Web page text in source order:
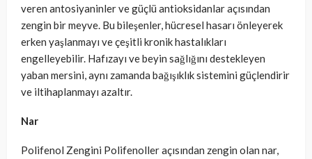
veren antosiyaninler ve güçlü antioksidanlar açısından
zengin bir meyve. Bu bileşenler, hücresel hasarı önleyerek
erken yaşlanmayı ve çeşitli kronik hastalıkları
engelleyebilir. Hafızayı ve beyin sağlığını destekleyen
yaban mersini, aynı zamanda bağışıklık sistemini güçlendirir
ve iltihaplanmayı azaltır.
Nar
Polifenol Zengini Polifenoller açısından zengin olan nar,